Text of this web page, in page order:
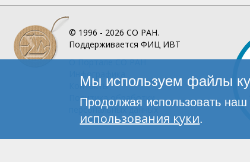
© 1996 - 2026 СО РАН.
Поддерживается ФИЦ ИВТ
О ПорталеСО РАН
Инфографика
Контакты
Политика обработки
персональных данных
Мы используем файлы
Продолжая использовать наш
использования куки.